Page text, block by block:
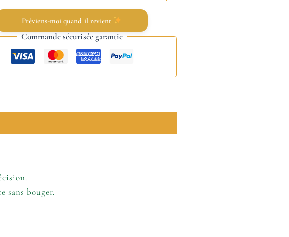
Préviens-moi quand il revient
Commande sécurisée garantie
sans bouger.